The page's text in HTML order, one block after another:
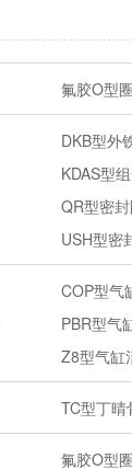
氟胶O型
DKB型外
KDAS型
QR型密
USH型密
COP型气
PBR型气
Z8型气缸
TC型丁晴
氟胶O型